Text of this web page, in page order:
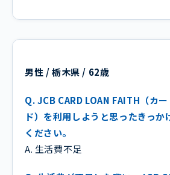
男性 / 栃木県 / 62歳
Q. JCB CARD LOAN FAITH（カ
ド）を利用しようと思ったきっか
ください。
A. 生活費不足